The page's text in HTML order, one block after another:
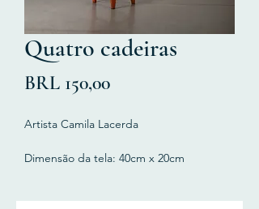
Quatro cadeiras
BRL 150,00Precio
Artista Camila Lacerda
Dimensão da tela: 40cm x 20cm